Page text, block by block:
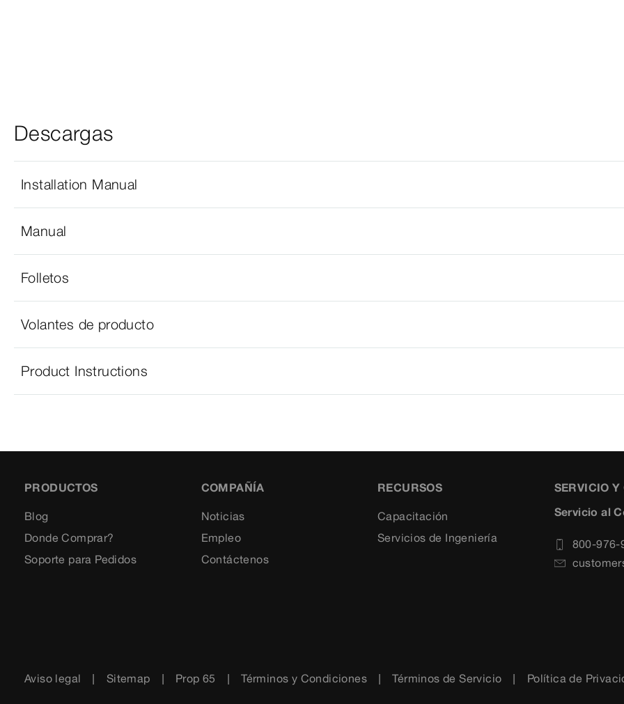
Descargas
Installation Manual
Manual
Folletos
Volantes de producto
Product Instructions
PRODUCTOS
Blog
Donde Comprar?
Soporte para Pedidos
COMPAÑÍA
Noticias
Empleo
Contáctenos
RECURSOS
Capacitación
Servicios de Ingeniería
SERVICIO Y
Servicio al
800-976-
Aviso legal Sitemap Prop 65 Términos y Condiciones Términos de Servicio Política de